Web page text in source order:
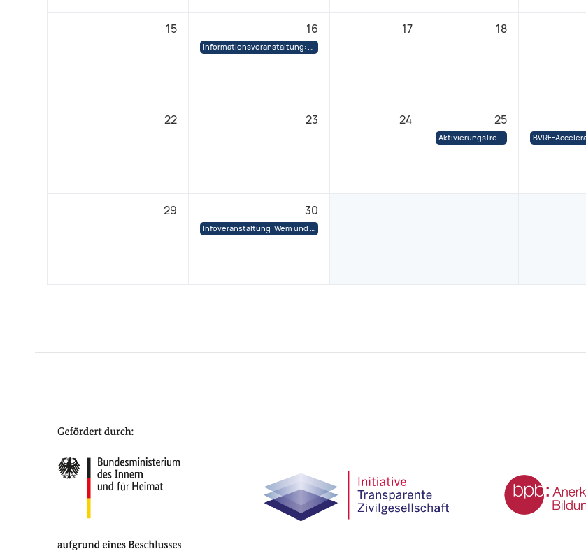
15 16
Informationsveranstaltung: Qualifizierung in Deutschland – kostenlos und ohne Gutschein
17 18
22 23 24 25
AktivierungsTreff in Gießen. Entwicklungsmöglichkeiten für Lehrkräfte
29 30
Infoveranstaltung: Wem und wie kann ZEBRA helfen?